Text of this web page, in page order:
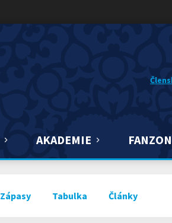
AKADEMIE
Zápasy Tabulka Články